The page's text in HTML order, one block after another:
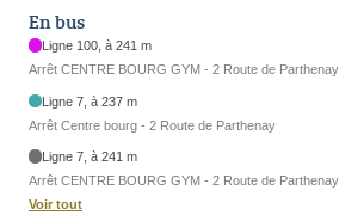
En bus
Ligne 100, à 241 m
Arrêt CENTRE BOURG GYM - 2 Route de Parthenay
Ligne 7, à 237 m
Arrêt Centre bourg - 2 Route de Parthenay
Ligne 7, à 241 m
Arrêt CENTRE BOURG GYM - 2 Route de Parthenay
Voir tout